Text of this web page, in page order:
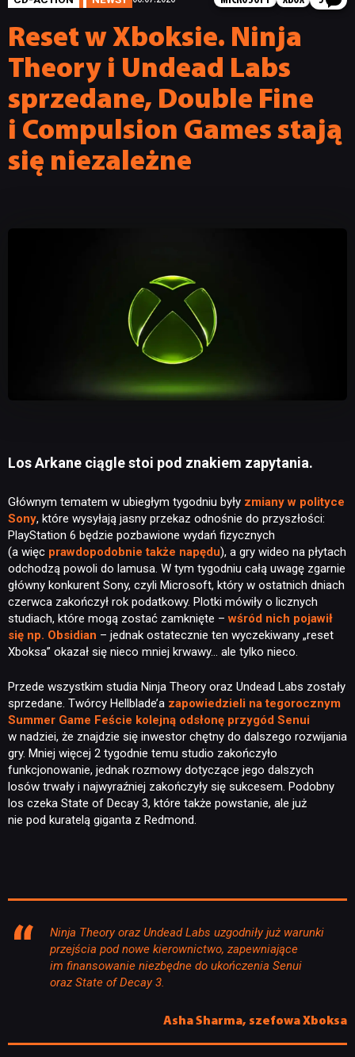
Reset w Xboksie. Ninja
Theory i Undead Labs
sprzedane, Double Fine
i Compulsion Games stają
się niezależne
Los Arkane ciągle stoi pod znakiem zapytania.
Głównym tematem w ubiegłym tygodniu były zmiany w polityce
Sony, które wysyłają jasny przekaz odnośnie do przyszłości:
PlayStation 6 będzie pozbawione wydań fizycznych
(a więc prawdopodobnie także napędu), a gry wideo na płytach
odchodzą powoli do lamusa. W tym tygodniu całą uwagę zgarnie
główny konkurent Sony, czyli Microsoft, który w ostatnich dniach
czerwca zakończył rok podatkowy. Plotki mówiły o licznych
studiach, które mogą zostać zamknięte –wśród nich pojawił
się np. Obsidian – jednak ostatecznie ten wyczekiwany „reset
Xboksa” okazał się nieco mniej krwawy… ale tylko nieco.
Przede wszystkim studia Ninja Theory oraz Undead Labs zostały
sprzedane. Twórcy Hellblade’a zapowiedzieli na tegorocznym
Summer Game Feście kolejną odsłonę przygód Senui
w nadziei, że znajdzie się inwestor chętny do dalszego rozwijania
gry. Mniej więcej 2 tygodnie temu studio zakończyło
funkcjonowanie, jednak rozmowy dotyczące jego dalszych
losów trwały i najwyraźniej zakończyły się sukcesem. Podobny
los czeka State of Decay 3, które także powstanie, ale już
nie pod kuratelą giganta z Redmond.
Ninja Theory oraz Undead Labs uzgodniły już warunki
przejścia pod nowe kierownictwo, zapewniające
im finansowanie niezbędne do ukończenia Senui
oraz State of Decay 3.
Asha Sharma, szefowa Xboksa